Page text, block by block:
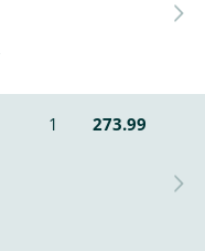
1 273.99